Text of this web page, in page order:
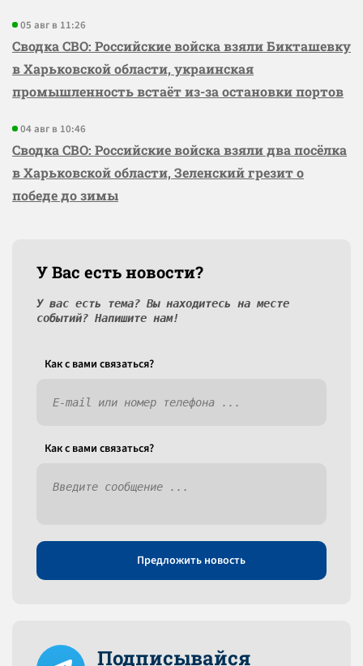
05 авг в 11:26
Сводка СВО: Российские войска взяли Бикташевку
в Харьковской области, украинская
промышленность встаёт из-за остановки портов
04 авг в 10:46
Сводка СВО: Российские войска взяли два посёлка
в Харьковской области, Зеленский грезит о
победе до зимы
У Вас есть новости?
У вас есть тема? Вы находитесь на месте
событий? Напишите нам!
Как c вами связаться?
Как c вами связаться?
Предложить новость
Подписывайся